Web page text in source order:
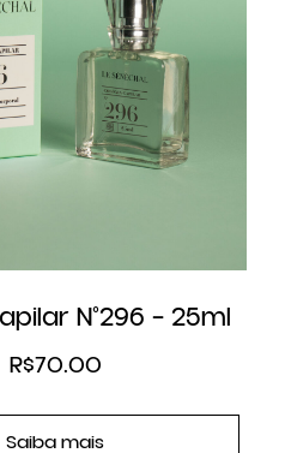
N°296 – 25ml
R$70.00
Saiba mais